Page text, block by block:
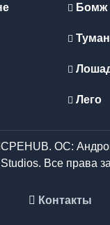
Бомж
Туман
Лего
ОС:
Studios. Все права
Контакты